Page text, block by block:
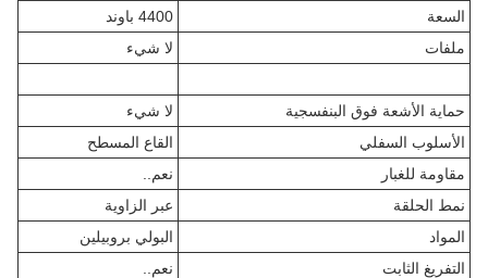
السعة
4400 باوند
ملفات
لا شيء
حماية الأشعة فوق البنفسجية
لا شيء
الأسلوب السفلي
القاع المسطح
مقاومة للغبار
نعم..
نمط الحلقة
عبر الزاوية
المواد
البولي بروبيلين
التفريغ الثابت
نعم..